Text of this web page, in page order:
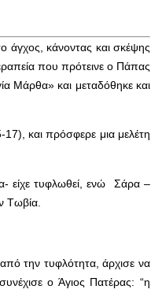
άγχος, κάνοντας και σκέψης
που πρότεινε ο Πάπας
Μάρθα» και μεταδόθηκε και
και πρόσφερε μια μελέτη
είχε τυφλωθεί, ενώ Σάρα –
Τωβία.
την τυφλότητα, άρχισε να
ο Άγιος Πατέρας: “η